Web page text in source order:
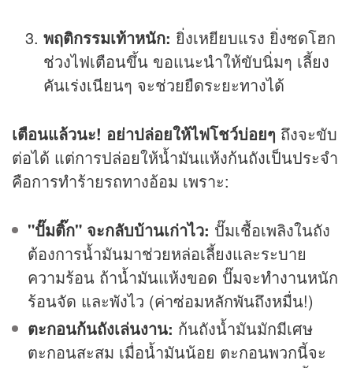
พฤติกรรมเท้าหนัก: ยิ่งเหยียบแรง ยิ่งซดโฮก
ช่วงไฟเตือนขึ้น ขอแนะนำให้ขับนิ่มๆ เลี้ยง
คันเร่งเนียนๆ จะช่วยยืดระยะทางได้
เตือนแล้วนะ! อย่าปล่อยให้ไฟโชว์บ่อยๆ ถึงจะขับ
ต่อได้ แต่การปล่อยให้น้ำมันแห้งก้นถังเป็นประจำ
คือการทำร้ายรถทางอ้อม เพราะ:
"ปั๊มติ๊ก" จะกลับบ้านเก่าไว: ปั๊มเชื้อเพลิงในถัง
ต้องการน้ำมันมาช่วยหล่อเลี้ยงและระบาย
ความร้อน ถ้าน้ำมันแห้งขอด ปั๊มจะทำงานหนัก
ร้อนจัด และพังไว (ค่าซ่อมหลักพันถึงหมื่น!)
ตะกอนก้นถังเล่นงาน: ก้นถังน้ำมันมักมีเศษ
ตะกอนสะสม เมื่อน้ำมันน้อย ตะกอนพวกนี้จะ